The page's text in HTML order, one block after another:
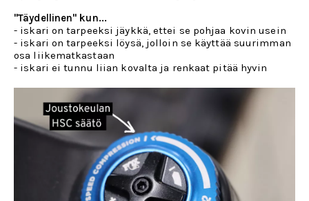
"Täydellinen" kun...
- iskari on tarpeeksi jäykkä, ettei se pohjaa kovin usein
- iskari on tarpeeksi löysä, jolloin se käyttää suurimman
osa liikematkastaan
- iskari ei tunnu liian kovalta ja renkaat pitää hyvin